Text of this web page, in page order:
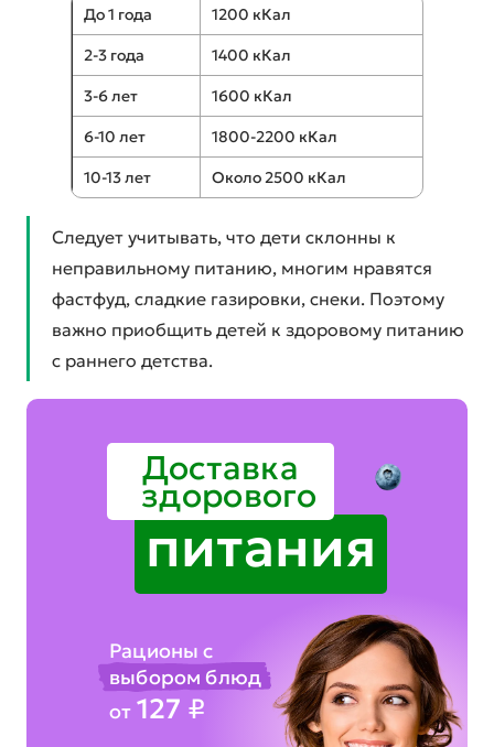
До 1 года 1200 кКал
2-3 года 1400 кКал
3-6 лет 1600 кКал
6-10 лет 1800-2200 кКал
10-13 лет Около 2500 кКал
Следует учитывать, что дети склонны к
неправильному питанию, многим нравятся
фастфуд, сладкие газировки, снеки. Поэтому
важно приобщить детей к здоровому питанию
с раннего детства.
Доставка
здорового
питания
Рационы с
выбором блюд
от 127 ₽